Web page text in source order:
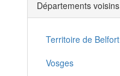
Riedisheim
Illzach
Kembs
Départements voisins
Territoire de Belfort
Vosges